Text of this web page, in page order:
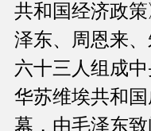
共和国经济政
泽东、周恩来
六十三人组成
华苏维埃共和
幕，由毛泽东致